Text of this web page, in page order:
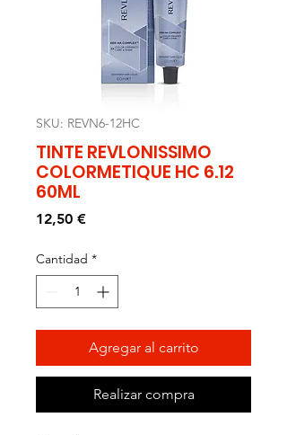
SKU: REVN6-12HC
TINTE REVLONISSIMO
COLORMETIQUE HC 6.12
60ML
12,50 €Precio
Cantidad *
Agregar al carrito
Realizar compra